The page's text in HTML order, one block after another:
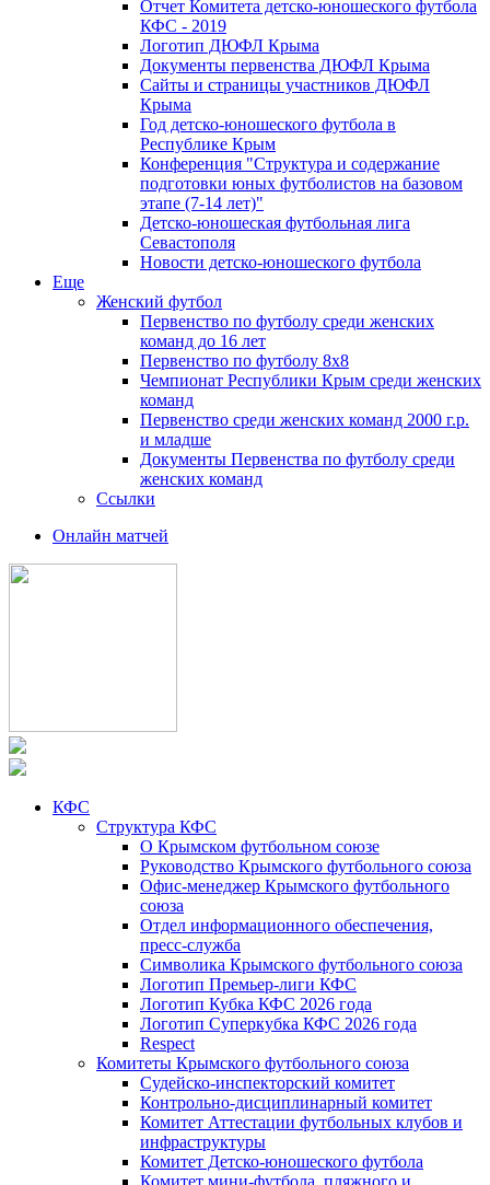
Отчет Комитета детско-юношеского футбола
КФС - 2019
Логотип ДЮФЛ Крыма
Документы первенства ДЮФЛ Крыма
Сайты и страницы участников ДЮФЛ
Крыма
Год детско-юношеского футбола в
Республике Крым
Конференция "Структура и содержание
подготовки юных футболистов на базовом
этапе (7-14 лет)"
Детско-юношеская футбольная лига
Севастополя
Новости детско-юношеского футбола
Еще
Женский футбол
Первенство по футболу среди женских
команд до 16 лет
Первенство по футболу 8х8
Чемпионат Республики Крым среди женских
команд
Первенство среди женских команд 2000 г.р.
и младше
Документы Первенства по футболу среди
женских команд
Ссылки
Онлайн матчей
КФС
Структура КФС
О Крымском футбольном союзе
Руководство Крымского футбольного союза
Офис-менеджер Крымского футбольного
союза
Отдел информационного обеспечения,
пресс-служба
Символика Крымского футбольного союза
Логотип Премьер-лиги КФС
Логотип Кубка КФС 2026 года
Логотип Суперкубка КФС 2026 года
Respect
Комитеты Крымского футбольного союза
Судейско-инспекторский комитет
Контрольно-дисциплинарный комитет
Комитет Аттестации футбольных клубов и
инфраструктуры
Комитет Детско-юношеского футбола
Комитет мини-футбола, пляжного и